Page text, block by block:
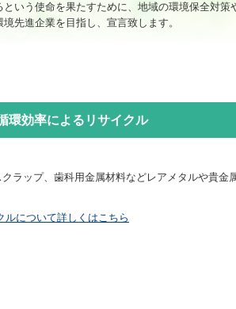
いう使命を果たすために、地域の環境保全対策
先進企業を目指し、宣言致します。
環効率によるリサイクル
ラップ、歯科用金属材料などレアメタルや貴金
について詳しくはこちら